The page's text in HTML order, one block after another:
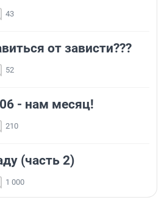
43
от зависти???
52
- нам месяц!
210
(часть 2)
1 000